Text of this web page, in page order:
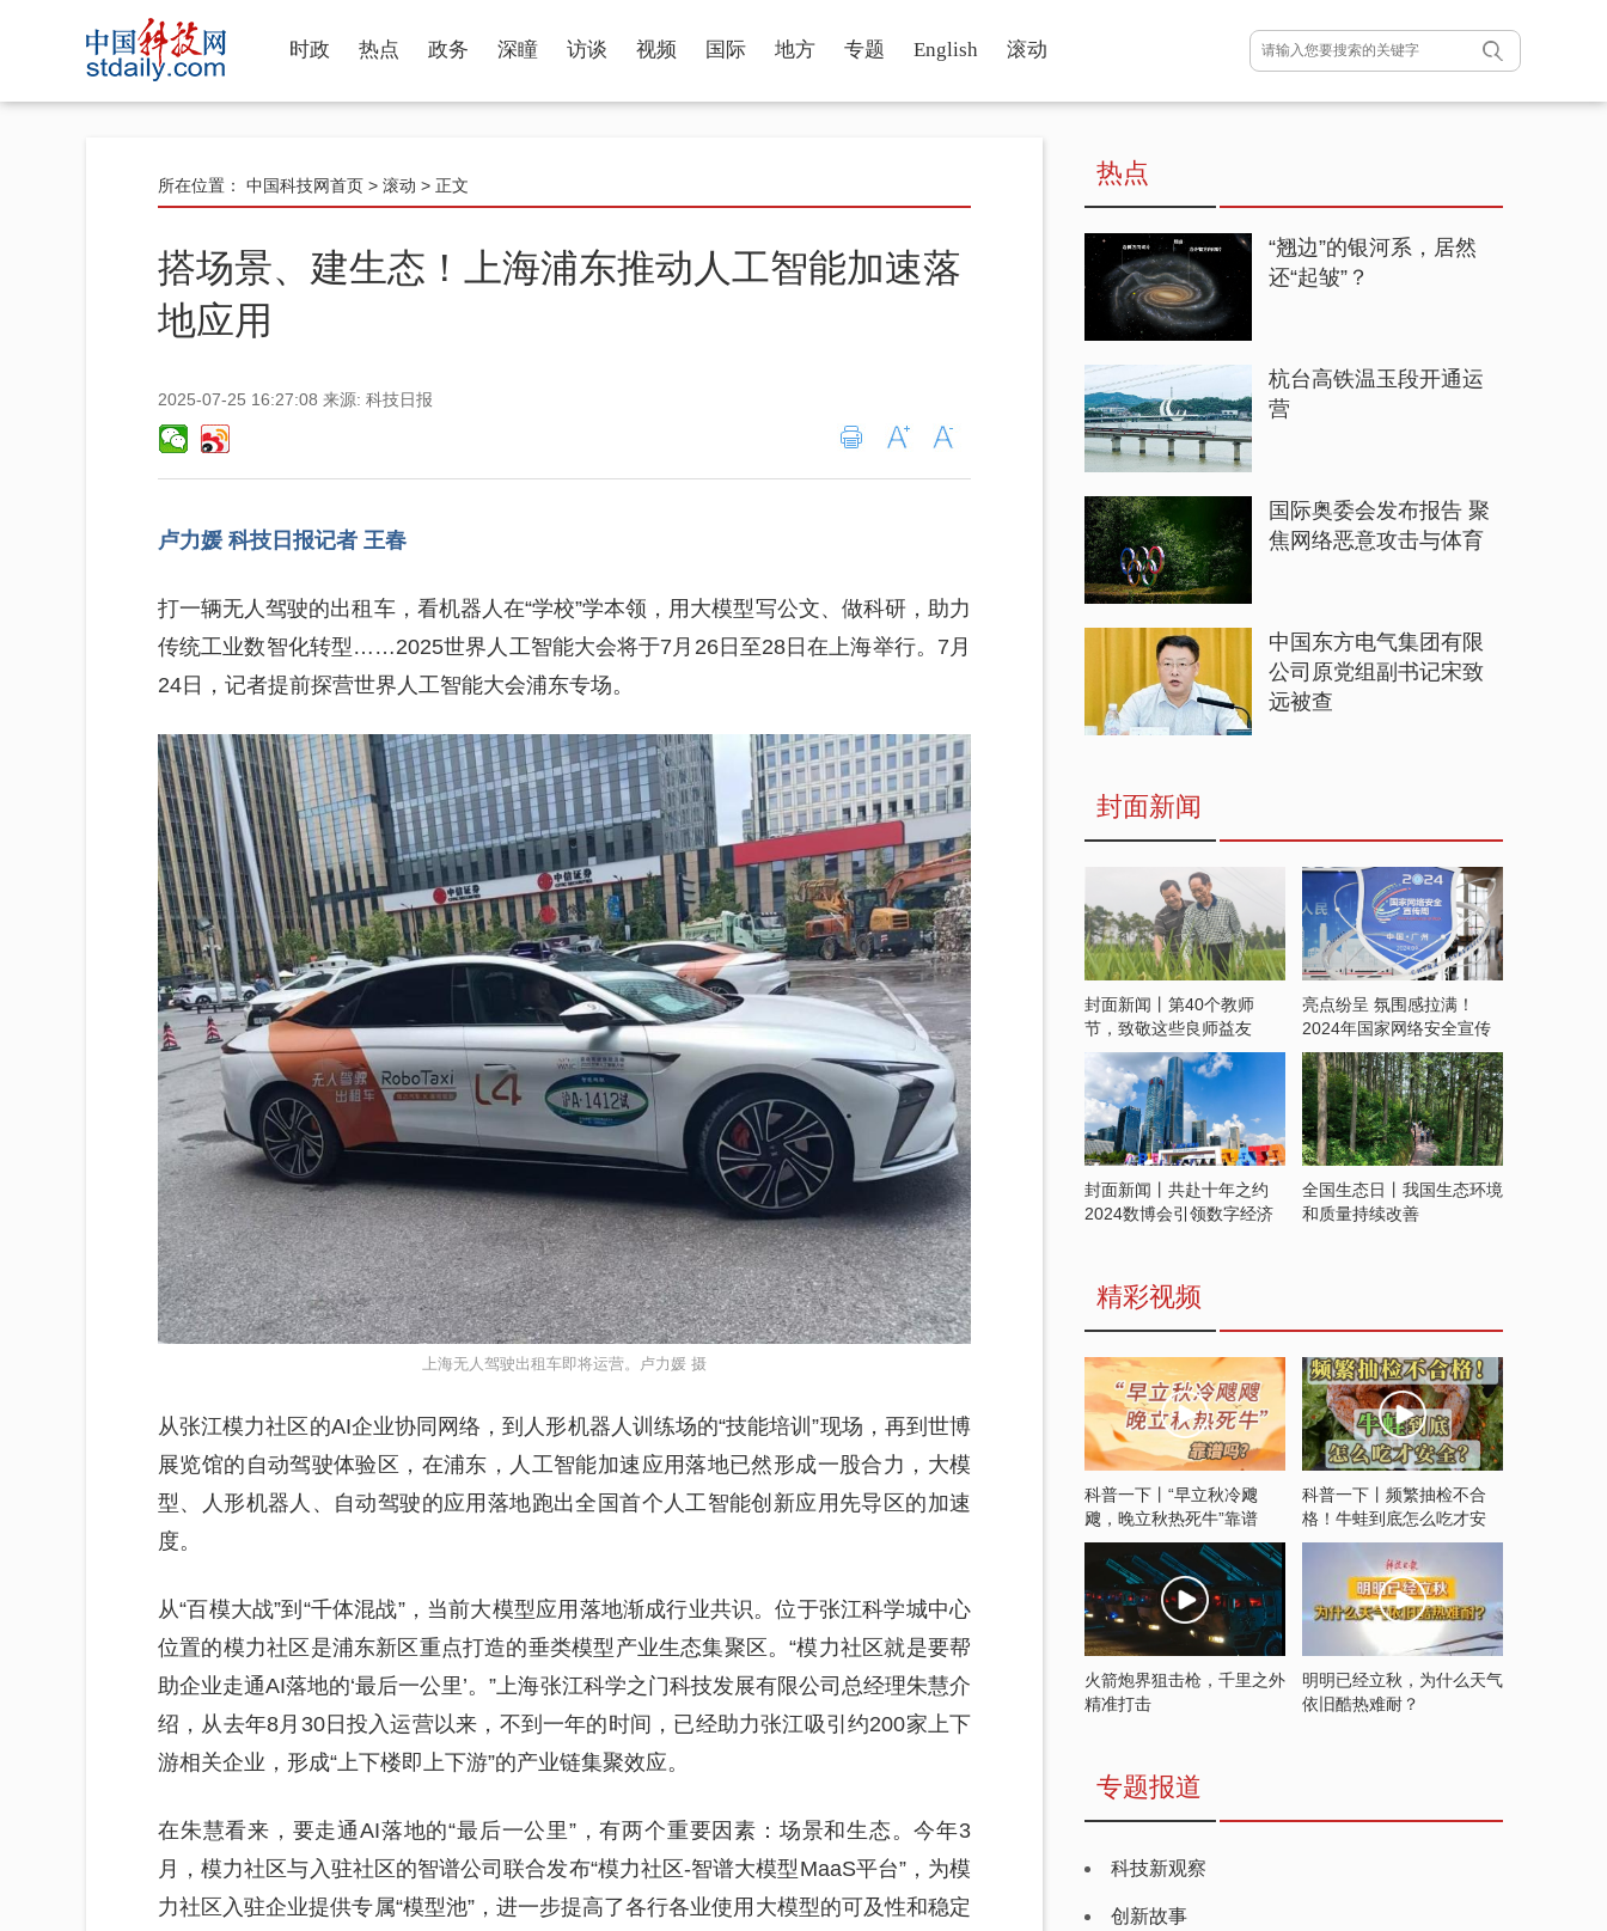
时政 热点 政务 深瞳 访谈 视频 国际 地方 专题 English 滚动
所在位置： 中国科技网首页 > 滚动 > 正文
搭场景、建生态！上海浦东推动人工智能加速落
地应用
2025-07-25 16:27:08 来源: 科技日报
卢力媛 科技日报记者 王春
打一辆无人驾驶的出租车，看机器人在“学校”学本领，用大模型写公文、做科研，助力
传统工业数智化转型……2025世界人工智能大会将于7月26日至28日在上海举行。7月
24日，记者提前探营世界人工智能大会浦东专场。
上海无人驾驶出租车即将运营。卢力媛 摄
从张江模力社区的AI企业协同网络，到人形机器人训练场的“技能培训”现场，再到世博
展览馆的自动驾驶体验区，在浦东，人工智能加速应用落地已然形成一股合力，大模
型、人形机器人、自动驾驶的应用落地跑出全国首个人工智能创新应用先导区的加速
度。
从“百模大战”到“千体混战”，当前大模型应用落地渐成行业共识。位于张江科学城中心
位置的模力社区是浦东新区重点打造的垂类模型产业生态集聚区。“模力社区就是要帮
助企业走通AI落地的‘最后一公里’。”上海张江科学之门科技发展有限公司总经理朱慧介
绍，从去年8月30日投入运营以来，不到一年的时间，已经助力张江吸引约200家上下
游相关企业，形成“上下楼即上下游”的产业链集聚效应。
在朱慧看来，要走通AI落地的“最后一公里”，有两个重要因素：场景和生态。今年3
月，模力社区与入驻社区的智谱公司联合发布“模力社区-智谱大模型MaaS平台”，为模
力社区入驻企业提供专属“模型池”，进一步提高了各行各业使用大模型的可及性和稳定
热点
“翘边”的银河系，居然
还“起皱”？
杭台高铁温玉段开通运
营
国际奥委会发布报告 聚
焦网络恶意攻击与体育
中国东方电气集团有限
公司原党组副书记宋致
远被查
封面新闻
封面新闻丨第40个教师
节，致敬这些良师益友
亮点纷呈 氛围感拉满！
2024年国家网络安全宣传
周开启
封面新闻丨共赴十年之约
2024数博会引领数字经济
全国生态日丨我国生态环境
和质量持续改善
精彩视频
科普一下丨“早立秋冷飕
飕，晚立秋热死牛”靠谱
吗？
科普一下丨频繁抽检不合
格！牛蛙到底怎么吃才安
全？
火箭炮界狙击枪，千里之外
精准打击
明明已经立秋，为什么天气
依旧酷热难耐？
专题报道
科技新观察
创新故事